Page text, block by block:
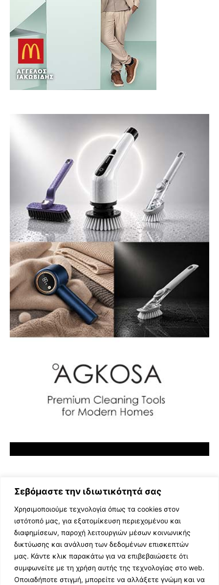
Σεβόμαστε την ιδιωτικότητά σας
Χρησιμοποιούμε τεχνολογία όπως τα cookies στον
ιστότοπό μας, για εξατομίκευση περιεχομένου και
διαφημίσεων, παροχή λειτουργιών μέσων κοινωνικής
δικτύωσης και ανάλυση των δεδομένων επισκεπτών
μας. Κάντε κλικ παρακάτω για να επιβεβαιώσετε ότι
συμφωνείτε με τη χρήση αυτής της τεχνολογίας στο web.
Οποιαδήποτε στιγμή, μπορείτε να αλλάξετε γνώμη και να
ΕΛΛΗΝΙΚΗ ΜΟΥΣΙΚΗ
TV SHOWS
EVENTS
ΘΕΑΤΡΟ